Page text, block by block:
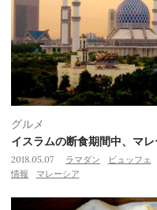
グルメ
イスラムの断食期間中、マ
2018.05.07 ラマダン ビュッフェ
情報
マレーシア